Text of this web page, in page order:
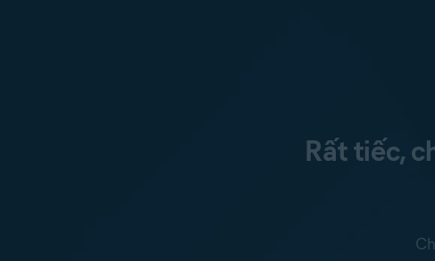
Rất tiếc,